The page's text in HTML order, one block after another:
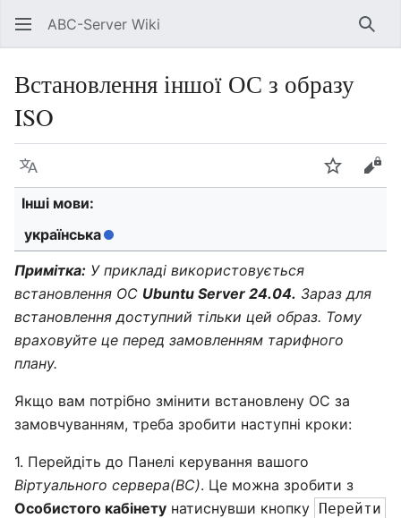
ABC-Server Wiki
Встановлення іншої ОС з образу
ISO
Мова
Інші мови:
українська
Примітка: У прикладі використовується
встановлення ОС Ubuntu Server 24.04. Зараз для
встановлення доступний тільки цей образ. Тому
враховуйте це перед замовленням тарифного
плану.
Якщо вам потрібно змінити встановлену ОС за
замовчуванням, треба зробити наступні кроки:
1. Перейдіть до Панелі керування вашого
Віртуального сервера(ВС). Це можна зробити з
Особистого кабінету натиснувши кнопку Перейти